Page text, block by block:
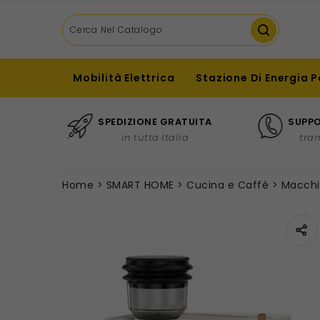
Mobilità Elettrica Stazione Di Energia
SPEDIZIONE GRATUITA
in tutta Italia
Home SMART HOME Cucina e Caffè